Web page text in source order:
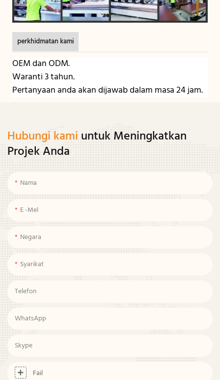
perkhidmatan kami
OEM dan ODM.
Waranti 3 tahun.
Pertanyaan anda akan dijawab dalam masa 24 jam.
Hubungi kami untuk Meningkatkan
Projek Anda
Nama
E -mel
Negara
Syarikat
Telefon
WhatsApp
Skype
Fail